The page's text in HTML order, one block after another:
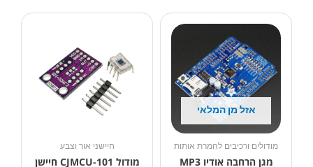
אזל מן המלאי
מודולים ורכיבים להמרת אותות
מגן הרחבה אודיו MP3
חיישני אור וצבע
מודול CJMCU-101 חיישן